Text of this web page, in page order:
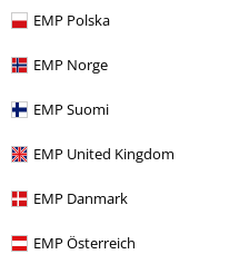
EMP Polska
EMP Norge
EMP Suomi
EMP United Kingdom
EMP Danmark
EMP Österreich
% Exclusivo
32,29 €